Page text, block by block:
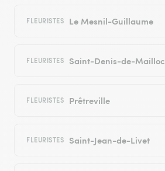
FLEURISTES Le Mesnil-Guillaume
FLEURISTES Saint-Denis-de-Mailloc
FLEURISTES Prêtreville
FLEURISTES Saint-Jean-de-Livet